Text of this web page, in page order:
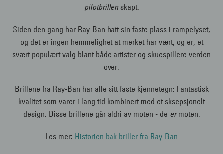
pilotbrillen skapt.
Siden den gang har Ray-Ban hatt sin faste plass i rampelyset,
og det er ingen hemmelighet at merket har vært, og er, et
svært populært valg blant både artister og skuespillere verden
over.
Brillene fra Ray-Ban har alle sitt faste kjennetegn: Fantastisk
kvalitet som varer i lang tid kombinert med et sksepsjonelt
design. Disse brillene går aldri av moten - de ermoten.
Les mer: Historien bak briller fra Ray-Ban